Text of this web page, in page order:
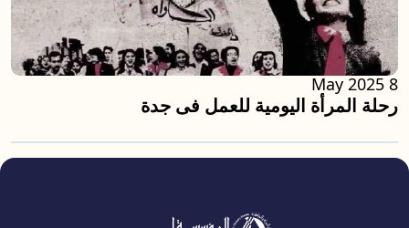
رحلة المرأة اليومية للعمل فى جدة
8 May 2025